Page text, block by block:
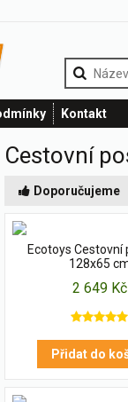
Kontakt
Cestovní
Doporučujeme
Ecotoys Cestovní
128x65
2 649 Kč
Přidat do